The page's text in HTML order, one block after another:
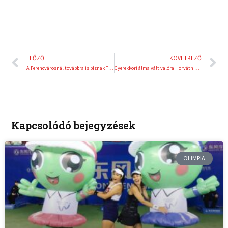
Előző
ELŐZŐ
A Ferencvárosnál továbbra is bíznak Thomas Dollban
KÖVETKEZŐ
Gyerekkori álma vált valóra Horváth Norbinak
Kapcsolódó bejegyzések
OLIMPIA